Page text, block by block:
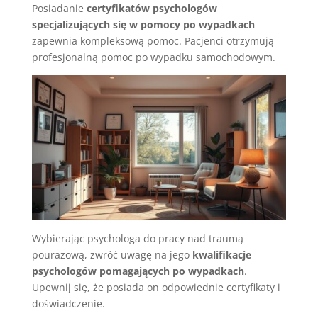
Posiadanie certyfikatów psychologów
specjalizujących się w pomocy po wypadkach
zapewnia kompleksową pomoc. Pacjenci otrzymują
profesjonalną pomoc po wypadku samochodowym.
Wybierając psychologa do pracy nad traumą
pourazową, zwróć uwagę na jego kwalifikacje
psychologów pomagających po wypadkach.
Upewnij się, że posiada on odpowiednie certyfikaty i
doświadczenie.